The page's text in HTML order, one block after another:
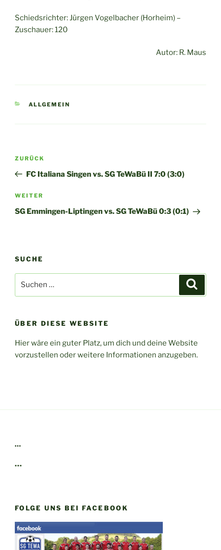
Schiedsrichter: Jürgen Vogelbacher (Horheim) –
Zuschauer: 120
Autor: R. Maus
KATEGORIEN
ALLGEMEIN
Beitragsnavigation
Vorheriger
Beitrag
ZURÜCK
FC Italiana Singen vs. SG TeWaBü II 7:0 (3:0)
Nächster
Beitrag
WEITER
SG Emmingen-Liptingen vs. SG TeWaBü 0:3 (0:1)
SUCHE
nach:
ÜBER DIESE WEBSITE
Hier wäre ein guter Platz, um dich und deine Website
vorzustellen oder weitere Informationen anzugeben.
…
…
FOLGE UNS BEI FACEBOOK